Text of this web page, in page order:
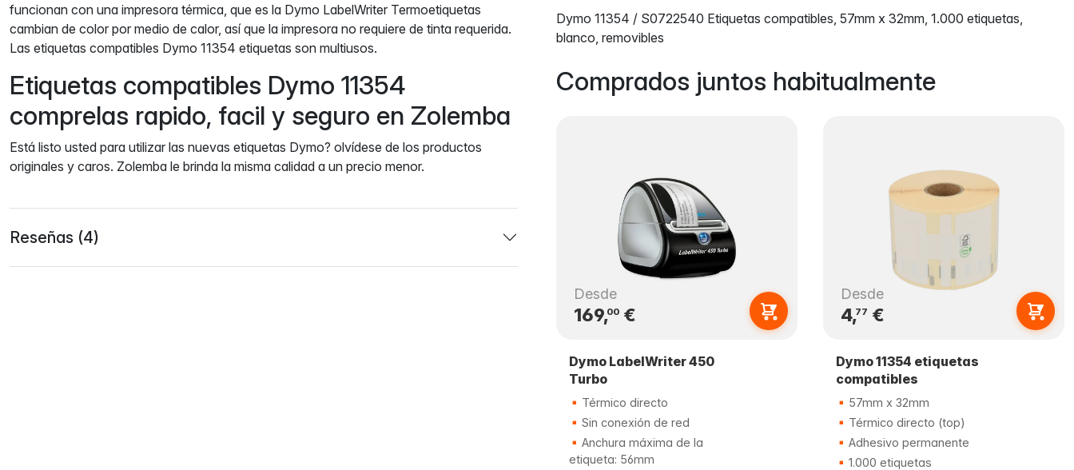
Dymo 11354 / S0722540 Etiquetas compatibles, 57mm x 32mm, 1.000 etiquetas,
blanco, removibles
Comprados juntos habitualmente
Desde
169,00€
Dymo LabelWriter 450
Turbo
Térmico directo
Sin conexión de red
Anchura máxima de la
etiqueta: 56mm
Desde
4,77 €
Dymo 11354 etiquetas
compatibles
57mm x 32mm
Térmico directo (top)
Adhesivo permanente
1.000 etiquetas
funcionan con una impresora térmica, que es la Dymo LabelWriter Termoetiquetas
cambian de color por medio de calor, así que la impresora no requiere de tinta requerida.
Las etiquetas compatibles Dymo 11354 etiquetas son multiusos.
Etiquetas compatibles Dymo 11354
comprelas rapido, facil y seguro en Zolemba
Está listo usted para utilizar las nuevas etiquetas Dymo? olvídese de los productos
originales y caros. Zolemba le brinda la misma calidad a un precio menor.
Reseñas (4)